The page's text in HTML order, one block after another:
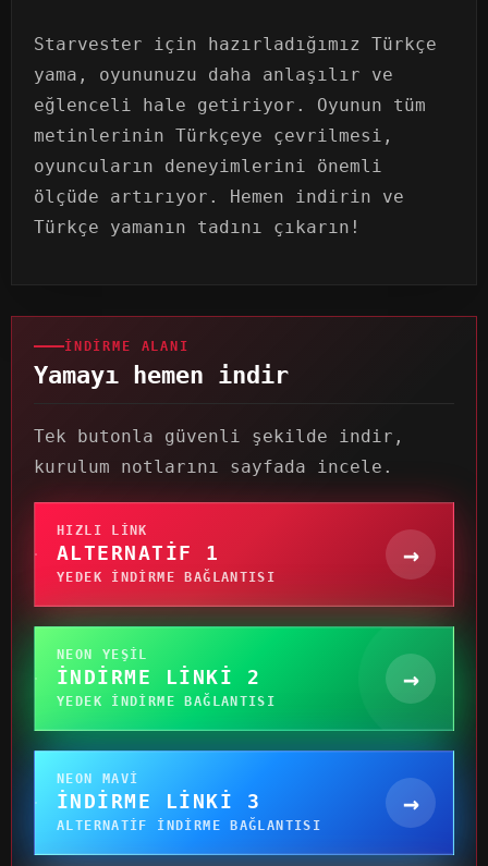
Starvester için hazırladığımız Türkçe
yama, oyununuzu daha anlaşılır ve
eğlenceli hale getiriyor. Oyunun tüm
metinlerinin Türkçeye çevrilmesi,
oyuncuların deneyimlerini önemli
ölçüde artırıyor. Hemen indirin ve
Türkçe yamanın tadını çıkarın!
İNDIRME ALANI
Yamayı hemen indir
Tek butonla güvenli şekilde indir,
kurulum notlarını sayfada incele.
HIZLI LINK
ALTERNATIF 1
YEDEK INDIRME BAĞLANTISI
→
NEON YEŞIL
İNDIRME LINKI 2
YEDEK INDIRME BAĞLANTISI
→
NEON MAVI
İNDIRME LINKI 3
ALTERNATIF INDIRME BAĞLANTISI
→